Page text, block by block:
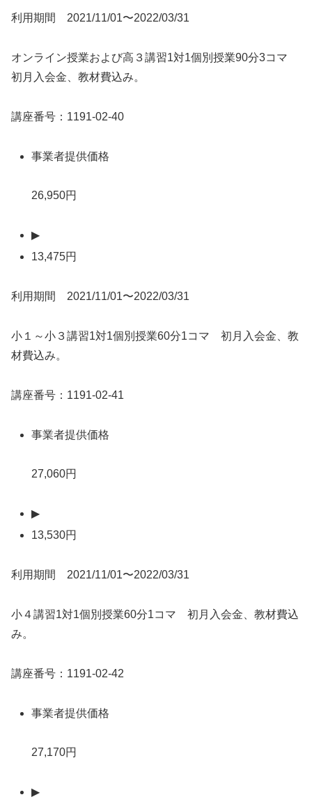
利用期間 2021/11/01〜2022/03/31
オンライン授業および高３講習1対1個別授業90分3コマ
初月入会金、教材費込み。
講座番号：1191-02-40
事業者提供価格
26,950円
▶
13,475円
利用期間 2021/11/01〜2022/03/31
小１～小３講習1対1個別授業60分1コマ 初月入会金、教
材費込み。
講座番号：1191-02-41
事業者提供価格
27,060円
▶
13,530円
利用期間 2021/11/01〜2022/03/31
小４講習1対1個別授業60分1コマ 初月入会金、教材費込
み。
講座番号：1191-02-42
事業者提供価格
27,170円
▶